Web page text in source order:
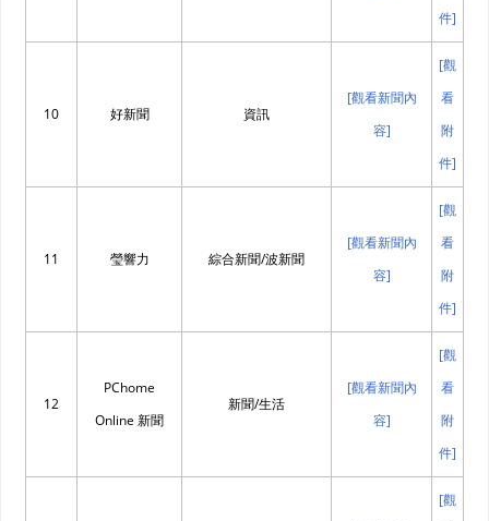
件]
10 好新聞 資訊
[觀看新聞內
容]
[觀
看
附
件]
11 瑩響力 綜合新聞/波新聞
[觀看新聞內
容]
[觀
看
附
件]
12
PChome
Online 新聞
新聞/生活
[觀看新聞內
容]
[觀
看
附
件]
[觀